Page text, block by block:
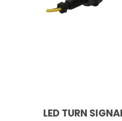
LED TURN